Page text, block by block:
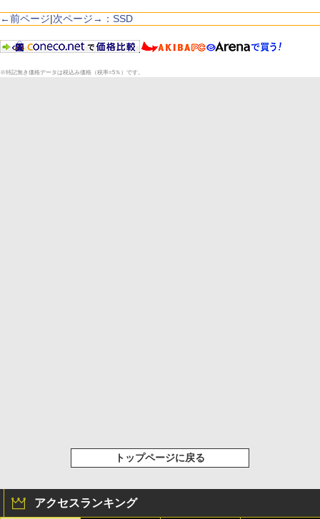
←前ページ|次ページ→：SSD
※特記無き価格データは税込み価格（税率=5％）です。
トップページに戻る
アクセスランキング